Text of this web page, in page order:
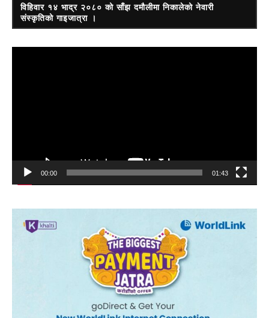
विहिवार १४ भाद्र २०८० को साँझ दमौलीमा निकालेको नेवारी
संस्कृतिको गाइजात्रा ।
00:00 01:43